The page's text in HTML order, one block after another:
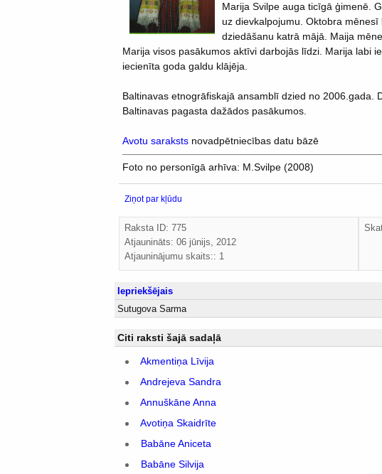
Marija Svilpe auga ticīgā ģimenē.
uz dievkalpojumu. Oktobra
dziedāšanu katrā mājā. Maija
Marija visos pasākumos aktīvi darbojās līdzi. Marija labi
iecienīta goda galdu klājēja.
Baltinavas etnogrāfiskajā ansamblī dzied no 2006.gada.
Baltinavas pagasta dažādos pasākumos.
Avotu saraksts novadpētniecības datu bāzē
Foto no personīgā arhīva: M.Svilpe (2008)
Ziņot par kļūdu
Raksta ID: 775
Atjaunināts: 06 jūnijs, 2012
Atjauninājumu skaits:: 1
Iepriekšējais
Sutugova Sarma
Citi raksti šajā sadaļā
Akmentiņa Līvija
Andrejeva Sandra
Annuškāne Anna
Avotiņa Skaidrīte
Babāne Aniceta
Babāne Silvija